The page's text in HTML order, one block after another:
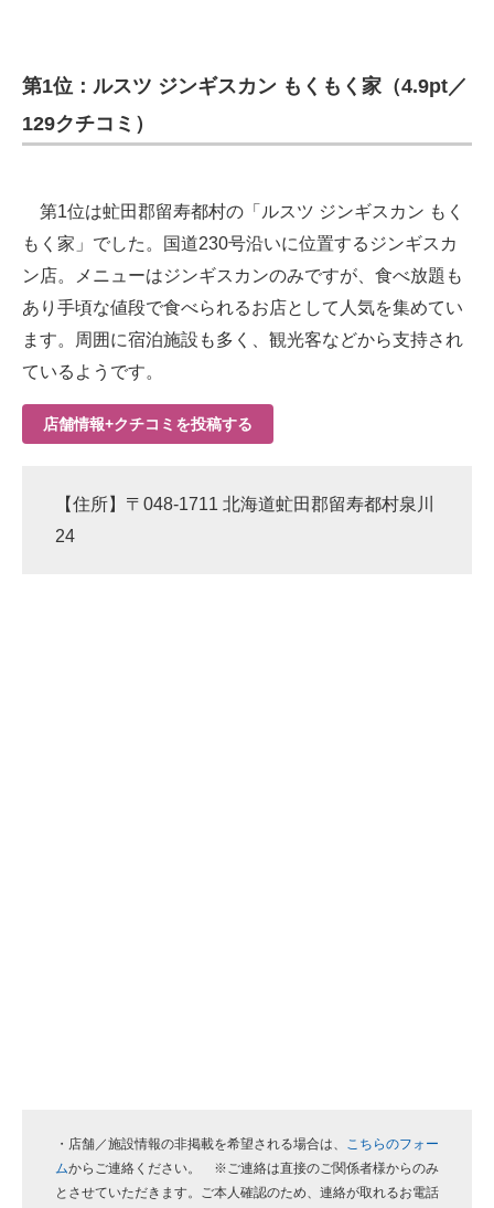
第1位：ルスツ ジンギスカン もくもく家（4.9pt／
129クチコミ）
第1位は虻田郡留寿都村の「ルスツ ジンギスカン もく
もく家」でした。国道230号沿いに位置するジンギスカ
ン店。メニューはジンギスカンのみですが、食べ放題も
あり手頃な値段で食べられるお店として人気を集めてい
ます。周囲に宿泊施設も多く、観光客などから支持され
ているようです。
店舗情報+クチコミを投稿する
【住所】〒048-1711 北海道虻田郡留寿都村泉川
24
・店舗／施設情報の非掲載を希望される場合は、 こちらのフォー
ムからご連絡ください。 ※ご連絡は直接のご関係者様からのみ
とさせていただきます。ご本人確認のため、連絡が取れるお電話